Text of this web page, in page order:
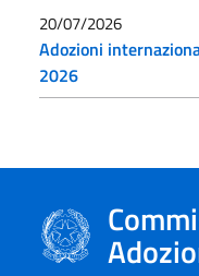
20/07/2026
Adozioni
2026